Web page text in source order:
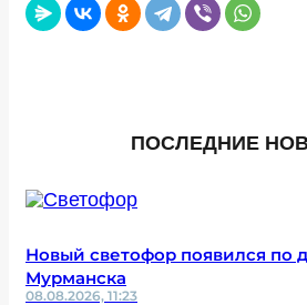
ПОСЛЕДНИЕ
Новый светофор появился по
Мурманска
08.08.2026, 11:23